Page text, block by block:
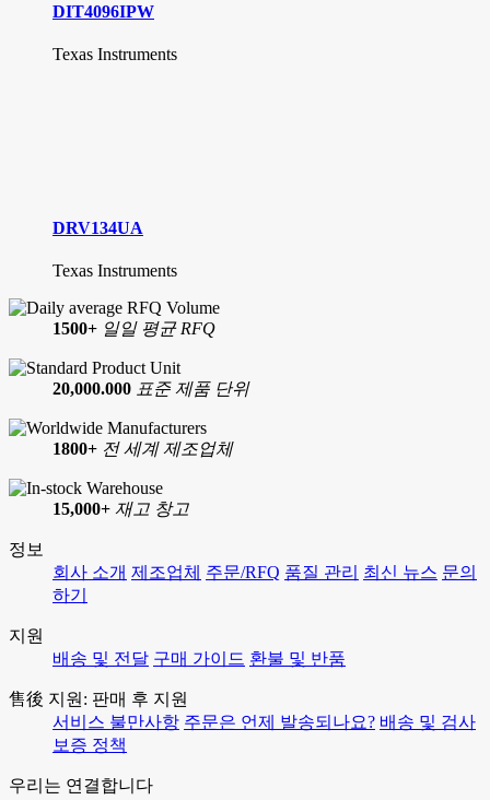
DIT4096IPW
Texas Instruments
DRV134UA
Texas Instruments
1500+ 일일 평균 RFQ
20,000.000 표준 제품 단위
1800+ 전 세계 제조업체
15,000+ 재고 창고
정보
회사 소개 제조업체 주문/RFQ 품질 관리 최신 뉴스 문의
하기
지원
배송 및 전달 구매 가이드 환불 및 반품
售後 지원: 판매 후 지원
서비스 불만사항 주문은 언제 발송되나요? 배송 및 검사
보증 정책
우리는 연결합니다